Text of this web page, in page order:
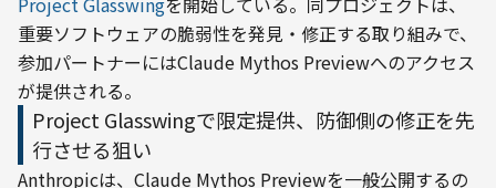
重要ソフトウェアの脆弱性を発見・修正する取り組みで、
参加パートナーにはClaude Mythos Previewへのアクセス
が提供される。
Project Glasswingで限定提供、防御側の修正を先
行させる狙い
Anthropicは、Claude Mythos Previewを一般公開するの